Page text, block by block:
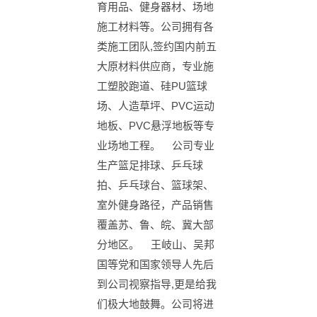
育用品、健身器材、场地
施工材料等。公司拥有各
类施工团队,签约国内前五
大原材料供应商，专业施
工塑胶跑道、硅PU篮球
场、人造草坪、PVC运动
地板、PVC悬浮地板等专
业场地工程。 公司专业
生产篮足排球、乒乓球
拍、乒乓球台、篮球架、
室外健身路径，产品销售
覆盖苏、鲁、皖、冀大部
分地区。 王岐山、吴邦
国等党和国家领导人先后
到公司视察指导,更是给我
们极大地鼓舞。公司将进